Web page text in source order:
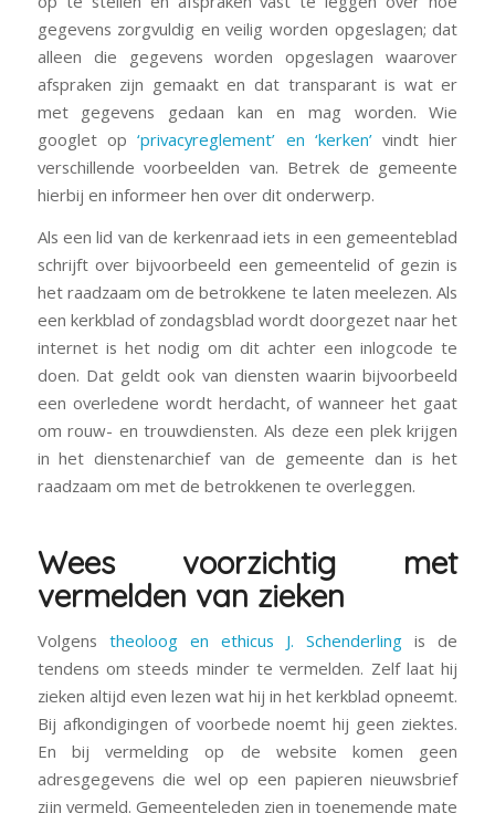
gegevens zorgvuldig en veilig worden opgeslagen; dat
alleen die gegevens worden opgeslagen waarover
afspraken zijn gemaakt en dat transparant is wat er
met gegevens gedaan kan en mag worden. Wie
googlet op‘privacyreglement’ en ‘kerken’vindt hier
verschillende voorbeelden van. Betrek de gemeente
hierbij en informeer hen over dit onderwerp.
Als een lid van de kerkenraad iets in een gemeenteblad
schrijft over bijvoorbeeld een gemeentelid of gezin is
het raadzaam om de betrokkene te laten meelezen. Als
een kerkblad of zondagsblad wordt doorgezet naar het
internet is het nodig om dit achter een inlogcode te
doen. Dat geldt ook van diensten waarin bijvoorbeeld
een overledene wordt herdacht, of wanneer het gaat
om rouw- en trouwdiensten. Als deze een plek krijgen
in het dienstenarchief van de gemeente dan is het
raadzaam om met de betrokkenen te overleggen.
Wees voorzichtig met
vermelden van zieken
Volgens theoloog en ethicus J. Schenderling is de
tendens om steeds minder te vermelden. Zelf laat hij
zieken altijd even lezen wat hij in het kerkblad opneemt.
Bij afkondigingen of voorbede noemt hij geen ziektes.
En bij vermelding op de website komen geen
adresgegevens die wel op een papieren nieuwsbrief
zijn vermeld. Gemeenteleden zien in toenemende mate